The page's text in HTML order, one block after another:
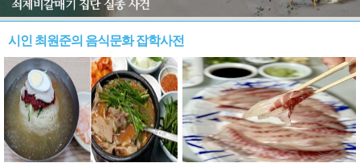
시인 최원준의 음식문화 잡학사전